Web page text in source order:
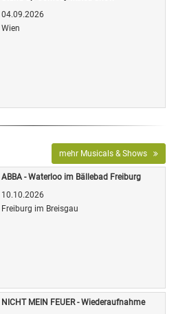
04.09.2026
Wien
mehr Musicals & Shows
ABBA - Waterloo im Bällebad Freiburg
10.10.2026
Freiburg im Breisgau
NICHT MEIN FEUER - Wiederaufnahme